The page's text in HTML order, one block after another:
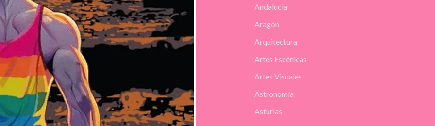
Andalucia
Aragón
Arquitectura
Artes Escénicas
Artes Visuales
Astronomía
Asturias